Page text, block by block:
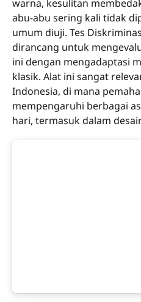
warna, kesulitan
abu-abu sering kali tidak
umum diuji. Tes
dirancang untuk
ini dengan mengadaptasi
klasik. Alat ini sangat
Indonesia, di mana
mempengaruhi berbagai
hari, termasuk dalam